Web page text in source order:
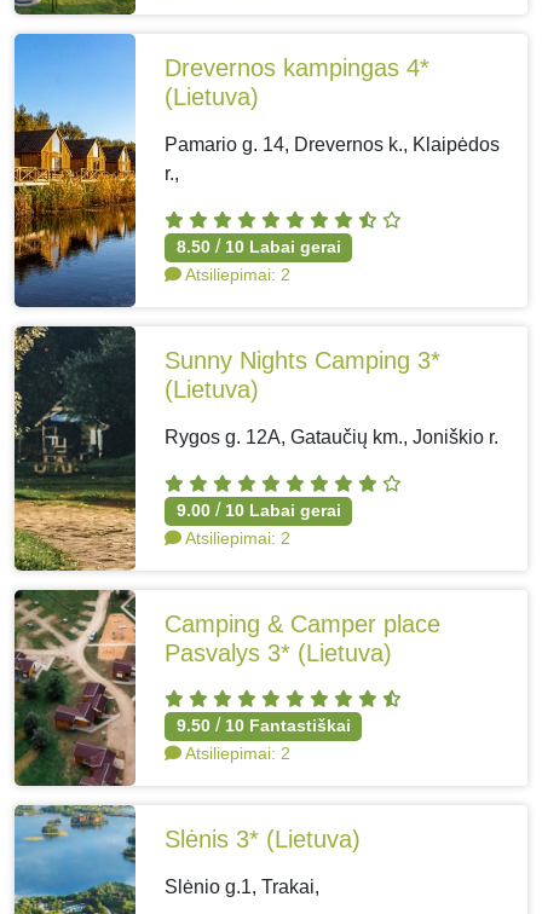
Drevernos kampingas 4*
(Lietuva)
Pamario g. 14, Drevernos k., Klaipėdos
r.,
8.50/10 Labai gerai
Atsiliepimai: 2
Sunny Nights Camping 3*
(Lietuva)
Rygos g. 12A, Gataučių km., Joniškio r.
9.00/10 Labai gerai
Atsiliepimai: 2
Camping & Camper place
Pasvalys 3* (Lietuva)
9.50/10 Fantastiškai
Atsiliepimai: 2
Slėnis 3* (Lietuva)
Slėnio g.1, Trakai,